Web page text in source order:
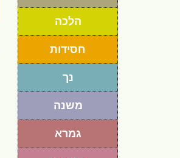
הלכה
חסידות
נך
משנה
גמרא